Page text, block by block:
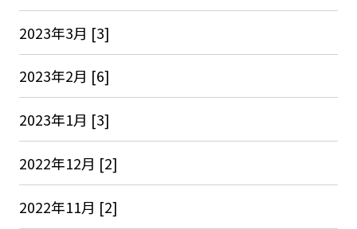
2023年3月 [3]
2023年2月 [6]
2023年1月 [3]
2022年12月 [2]
2022年11月 [2]